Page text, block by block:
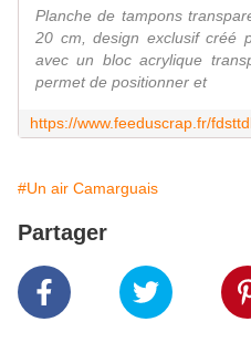
Planche de tampons
20 cm, design exclusif créé
avec un bloc acrylique
permet de positionner et
#Un air Camarguais
Partager